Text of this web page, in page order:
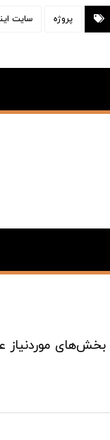
پروژه سایت
بخش‌های موردنیاز